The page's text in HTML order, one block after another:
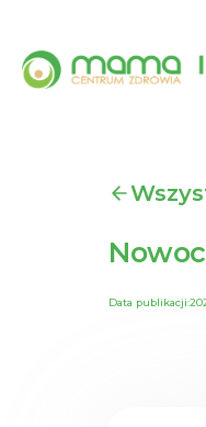
Data publikacji: